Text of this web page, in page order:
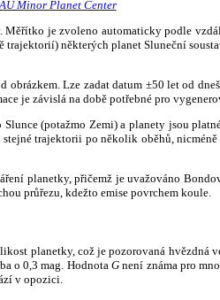
Minor Planet Center
je zvoleno automaticky podle
některých planet Sluneční
Lze zadat datum ±50 let od
je závislá na době potřebné pro
(potažmo Zemi) a planety jsou
trajektorii po několik oběhů,
planetky, přičemž je uvažováno
průřezu, kdežto emise povrchem koule.
planetky, což je pozorovaná hvězdná
o 0,3 mag. HodnotaG není známa pro
v opozici.